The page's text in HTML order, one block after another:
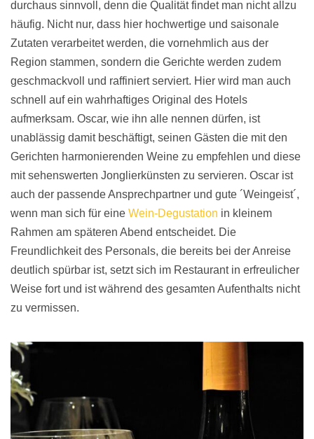
durchaus sinnvoll, denn die Qualität findet man nicht allzu
häufig. Nicht nur, dass hier hochwertige und saisonale
Zutaten verarbeitet werden, die vornehmlich aus der
Region stammen, sondern die Gerichte werden zudem
geschmackvoll und raffiniert serviert. Hier wird man auch
schnell auf ein wahrhaftiges Original des Hotels
aufmerksam. Oscar, wie ihn alle nennen dürfen, ist
unablässig damit beschäftigt, seinen Gästen die mit den
Gerichten harmonierenden Weine zu empfehlen und diese
mit sehenswerten Jonglierkünsten zu servieren. Oscar ist
auch der passende Ansprechpartner und gute ´Weingeist´,
wenn man sich für eine Wein-Degustation in kleinem
Rahmen am späteren Abend entscheidet. Die
Freundlichkeit des Personals, die bereits bei der Anreise
deutlich spürbar ist, setzt sich im Restaurant in erfreulicher
Weise fort und ist während des gesamten Aufenthalts nicht
zu vermissen.